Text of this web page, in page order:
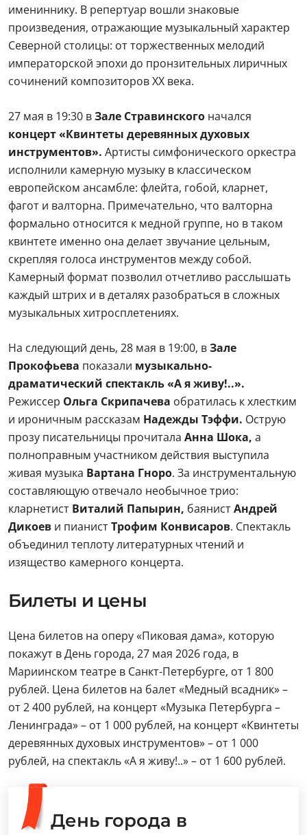
имениннику. В репертуар вошли знаковые
произведения, отражающие музыкальный характер
Северной столицы: от торжественных мелодий
императорской эпохи до пронзительных лиричных
сочинений композиторов ХХ века.
27 мая в 19:30 вЗале Стравинского начался
концерт «Квинтеты деревянных духовых
инструментов». Артисты симфонического оркестра
исполнили камерную музыку в классическом
европейском ансамбле: флейта, гобой, кларнет,
фагот и валторна. Примечательно, что валторна
формально относится к медной группе, но в таком
квинтете именно она делает звучание цельным,
скрепляя голоса инструментов между собой.
Камерный формат позволил отчетливо расслышать
каждый штрих и в деталях разобраться в сложных
музыкальных хитросплетениях.
На следующий день, 28 мая в 19:00, вЗале
Прокофьева показали музыкально-
драматический спектакль «А я живу!..».
Режиссер Ольга Скрипачева обратилась к хлестким
и ироничным рассказам Надежды Тэффи. Острую
прозу писательницы прочитала Анна Шока, а
полноправным участником действия выступила
живая музыка Вартана Гноро. За инструментальную
составляющую отвечало необычное трио:
кларнетист Виталий Папырин, баянистАндрей
Дикоев и пианистТрофим Конвисаров. Спектакль
объединил теплоту литературных чтений и
изящество камерного концерта.
Билеты и цены
Цена билетов на оперу «Пиковая дама», которую
покажут в День города, 27 мая 2026 года, в
Мариинском театре в Санкт-Петербурге, от 1 800
рублей. Цена билетов на балет «Медный всадник» –
от 2 400 рублей, на концерт «Музыка Петербурга –
Ленинграда» – от 1 000 рублей, на концерт «Квинтеты
деревянных духовых инструментов» – от 1 000
рублей, на спектакль «А я живу!..» – от 1 600 рублей.
День города в